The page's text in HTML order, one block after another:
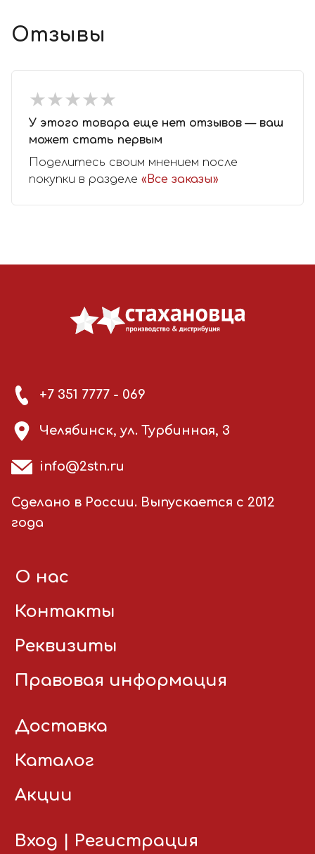
Отзывы
★★★★★
★★★★★
У этого товара еще нет отзывов — ваш
может стать первым
Поделитесь своим мнением после
покупки в разделе «Все заказы»
+7 351 7777 - 069
Челябинск, ул. Турбинная, 3
info@2stn.ru
Сделано в России. Выпускается с 2012
года
О нас
Контакты
Реквизиты
Правовая информация
Доставка
Каталог
Акции
Вход Регистрация